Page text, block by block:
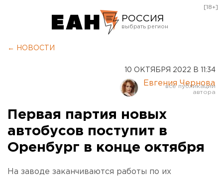
РОССИЯ
Курган
Оренбург
[18+]
← НОВОСТИ
10 ОКТЯБРЯ 2022 В 11:34
Евгения Чернова
Первая партия новых
автобусов поступит в
Оренбург в конце октября
На заводе заканчиваются работы по их